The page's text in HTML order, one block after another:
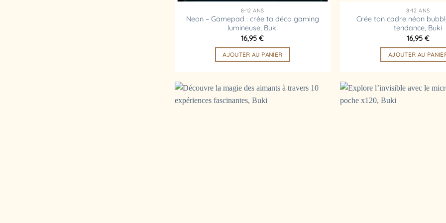
8-12 ANS
Neon – Gamepad : crée ta déco gaming
lumineuse, Buki
16,95€
AJOUTER AU PANIER
8-12 ANS
Crée ton cadre néon
tendance, Buki
16,95 €
AJOUTER AU